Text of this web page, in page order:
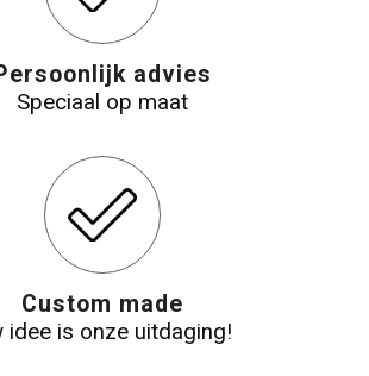
advies
Speciaal op maat
Custom made
idee is onze uitdaging!